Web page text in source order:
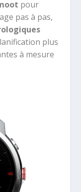
pour
pas à pas,
plus
à mesure